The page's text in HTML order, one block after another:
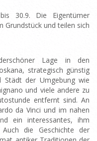
30.9. Die Eigentümer
Grundstück und teilen sich
Lage in den
strategisch günstig
der Umgebung wie
und viele andere zu
entfernt sind. An
da Vinci und im nahen
ein interessantes, ihm
Auch die Geschichte der